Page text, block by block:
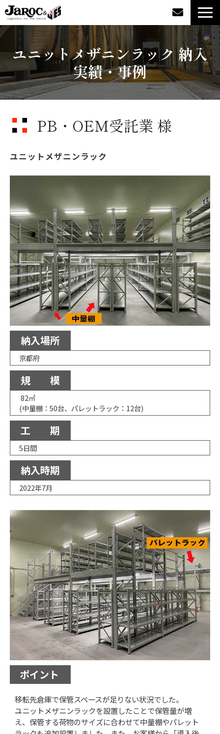
製品情報
企業情報
カタログダウンロード
ジャロックコラム
採用情報
オンラインショップ
ユニットメザニンラック 納入
実績・事例
PB・OEM受託業 様
ユニットメザニンラック
納入場所
京都府
規 模
82㎡
(中量棚：50台、パレットラック：12台)
工 期
5日間
納入時期
2022年7月
ポイント
移転先倉庫で保管スペースが足りない状況でした。
ユニットメザニンラックを設置したことで保管量が増
え、保管する荷物のサイズに合わせて中量棚やパレット